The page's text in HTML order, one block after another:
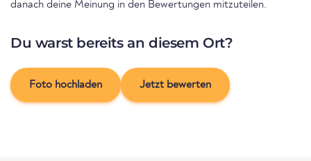
danach deine Meinung in den Bewertungen mitzuteilen.
Du warst bereits an diesem Ort?
Foto hochladen Jetzt bewerten